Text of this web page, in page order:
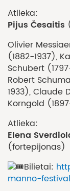
Atlieka:
Pijus Česaitis
Olivier
(1882-1937),
Schubert
Robert
1933), Claude
Korngold
Atlieka:
Elena
(fortepijonas)
Bilietai:
manno-